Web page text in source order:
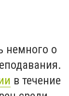
немного о
в течение